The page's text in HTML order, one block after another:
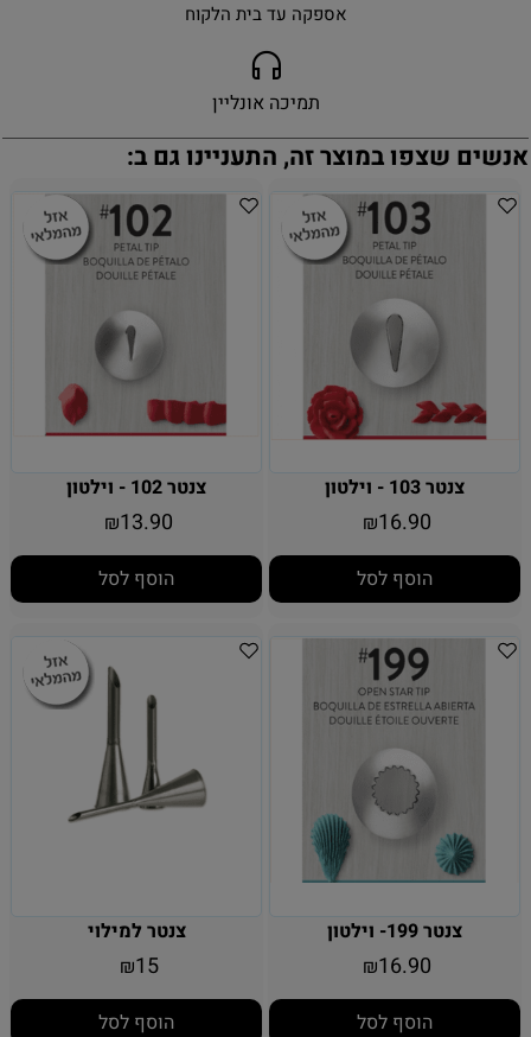
אספקה עד בית הלקוח
תמיכה אונליין
אנשים שצפו במוצר זה, התעניינו גם ב:
צנטר 103 - וילטון
₪16.90
הוסף לסל
צנטר 102 - וילטון
₪13.90
הוסף לסל
צנטר 199- וילטון
₪16.90
הוסף לסל
צנטר למילוי
₪15
הוסף לסל